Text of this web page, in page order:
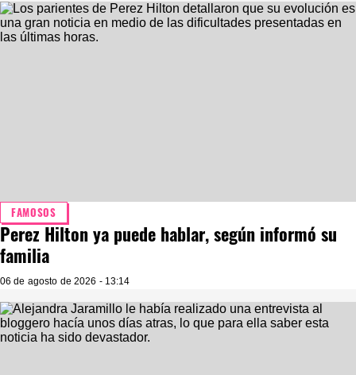
FAMOSOS
Perez Hilton ya puede hablar, según informó su
familia
06 de agosto de 2026 - 13:14